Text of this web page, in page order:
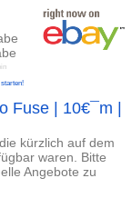
Fuse | 10€¯m |
kürzlich auf dem
waren. Bitte
Angebote zu